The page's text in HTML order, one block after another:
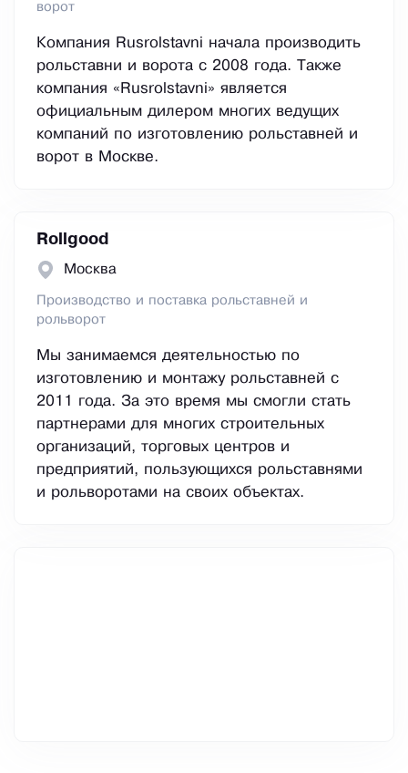
ворот
Компания Rusrolstavni начала производить
рольставни и ворота с 2008 года. Также
компания «Rusrolstavni» является
официальным дилером многих ведущих
компаний по изготовлению рольставней и
ворот в Москве.
Rollgood
Москва
Производство и поставка рольставней и
рольворот
Мы занимаемся деятельностью по
изготовлению и монтажу рольставней с
2011 года. За это время мы смогли стать
партнерами для многих строительных
организаций, торговых центров и
предприятий, пользующихся рольставнями
и рольворотами на своих объектах.